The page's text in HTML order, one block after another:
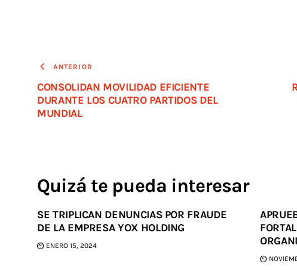
ANTERIOR
CONSOLIDAN MOVILIDAD EFICIENTE
DURANTE LOS CUATRO PARTIDOS DEL
MUNDIAL
Quizá te pueda interesar
SE TRIPLICAN DENUNCIAS POR FRAUDE
DE LA EMPRESA YOX HOLDING
ENERO 15, 2024